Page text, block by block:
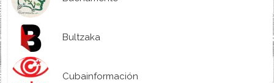
Bultzaka
Cubainformación